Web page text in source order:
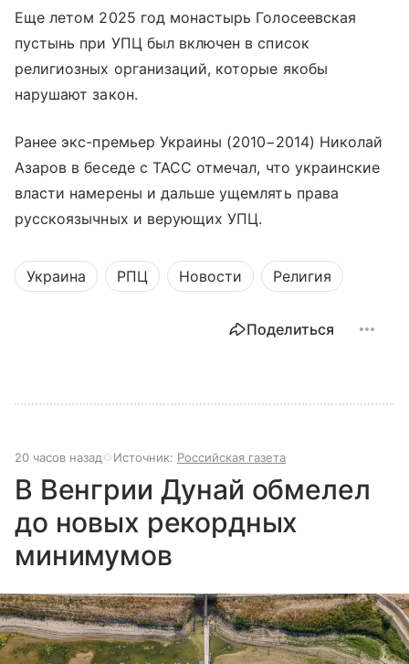
Еще летом 2025 год монастырь Голосеевская
пустынь при УПЦ был включен в список
религиозных организаций, которые якобы
нарушают закон.
Ранее экс-премьер Украины (2010−2014) Николай
Азаров в беседе с ТАСС отмечал, что украинские
власти намерены и дальше ущемлять права
русскоязычных и верующих УПЦ.
Украина РПЦ Новости Религия
Поделиться
20 часов назад Источник: Российская газета
В Венгрии Дунай обмелел
до новых рекордных
минимумов